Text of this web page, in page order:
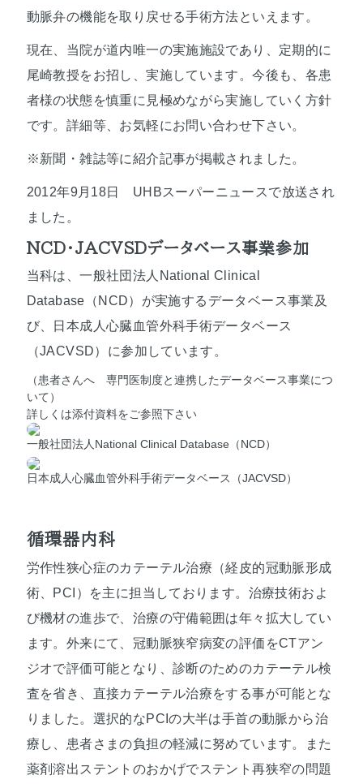
動脈弁の機能を取り戻せる手術方法といえます。
現在、当院が道内唯一の実施施設であり、定期的に
尾崎教授をお招し、実施しています。今後も、各患
者様の状態を慎重に見極めながら実施していく方針
です。詳細等、お気軽にお問い合わせ下さい。
※新聞・雑誌等に紹介記事が掲載されました。
2012年9月18日 UHBスーパーニュースで放送され
ました。
NCD･JACVSDデータベース事業参加
当科は、一般社団法人National Clinical
Database（NCD）が実施するデータベース事業及
び、日本成人心臓血管外科手術データベース
（JACVSD）に参加しています。
（患者さんへ 専門医制度と連携したデータベース事業につ
いて）
詳しくは添付資料をご参照下さい
一般社団法人National Clinical Database（NCD）
日本成人心臓血管外科手術データベース（JACVSD）
循環器内科
労作性狭心症のカテーテル治療（経皮的冠動脈形成
術、PCI）を主に担当しております。治療技術およ
び機材の進歩で、治療の守備範囲は年々拡大してい
ます。外来にて、冠動脈狭窄病変の評価をCTアン
ジオで評価可能となり、診断のためのカテーテル検
査を省き、直接カテーテル治療をする事が可能とな
りました。選択的なPCIの大半は手首の動脈から治
療し、患者さまの負担の軽減に努めています。また
薬剤溶出ステントのおかげでステント再狭窄の問題